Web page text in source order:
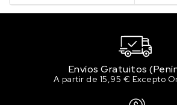
Envíos Gratuitos
A partir de 15,95 € Excepto